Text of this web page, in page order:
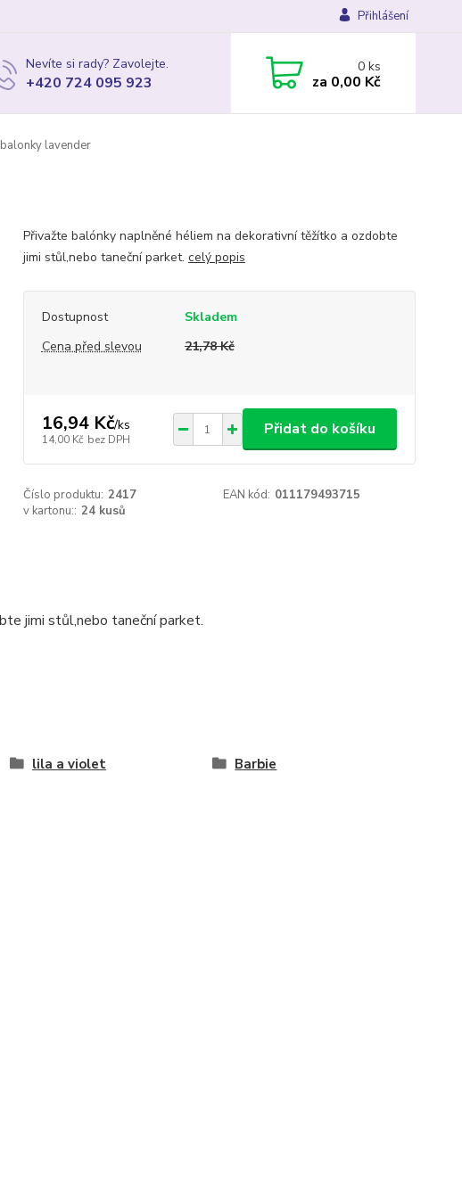
Přihlášení
Nevíte si rady? Zavolejte.
+420 724 095 923
0ks
za 0,00 Kč
lavender
Přivažte balónky naplněné héliem na dekorativní těžítko a ozdobte
jimi stůl,nebo taneční parket. celý popis
Dostupnost
Skladem
Cena před slevou
21,78 Kč
16,94 Kč/ks
14,00 Kč bez DPH
Přidat do košíku
Číslo produktu: 2417 EAN kód: 011179493715
v kartonu:: 24 kusů
jimi stůl,nebo taneční parket.
lila a violet
Barbie